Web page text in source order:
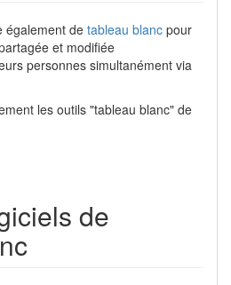
également de tableau blanc pour
et modifiée
personnes simultanément via
les outils "tableau blanc" de
de